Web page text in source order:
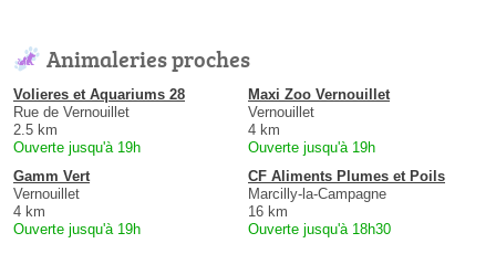
Animaleries proches
Volieres et Aquariums 28
Rue de Vernouillet
2.5 km
Ouverte jusqu'à 19h
Maxi Zoo Vernouillet
Vernouillet
4 km
Ouverte jusqu'à 19h
Gamm Vert
Vernouillet
4 km
Ouverte jusqu'à 19h
CF Aliments Plumes et Poils
Marcilly-la-Campagne
16 km
Ouverte jusqu'à 18h30